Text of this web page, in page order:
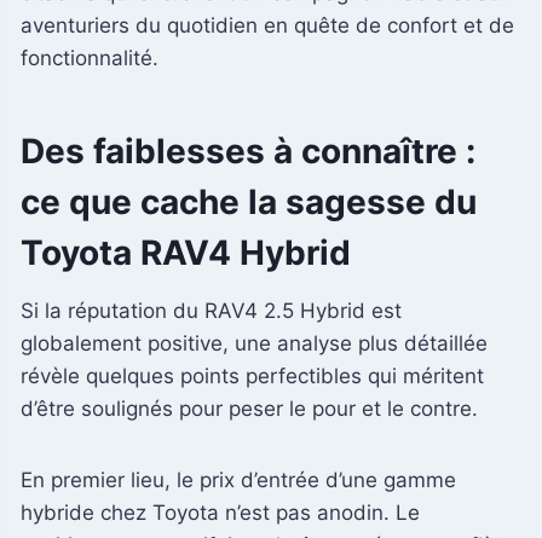
aventuriers du quotidien en quête de confort et de
fonctionnalité.
Des faiblesses à connaître :
ce que cache la sagesse du
Toyota RAV4 Hybrid
Si la réputation du RAV4 2.5 Hybrid est
globalement positive, une analyse plus détaillée
révèle quelques points perfectibles qui méritent
d’être soulignés pour peser le pour et le contre.
En premier lieu, le prix d’entrée d’une gamme
hybride chez Toyota n’est pas anodin. Le